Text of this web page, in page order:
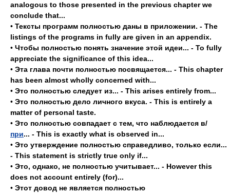
analogous to those presented in the previous chapter we
conclude that...
• Тексты программ полностью даны в приложении. - The
listings of the programs in fully are given in an appendix.
• Чтобы полностью понять значение этой идеи... - То fully
appreciate the significance of this idea...
• Эта глава почти полностью посвящается... - This chapter
has been almost wholly concerned with...
• Это полностью следует из... - This arises entirely from...
• Это полностью дело личного вкуса. - This is entirely a
matter of personal taste.
• Это полностью совпадает с тем, что наблюдается в/
при... - This is exactly what is observed in...
• Это утверждение полностью справедливо, только если...
- This statement is strictly true only if...
• Это, однако, не полностью учитывает... - However this
does not account entirely (for)...
• Этот довод не является полностью